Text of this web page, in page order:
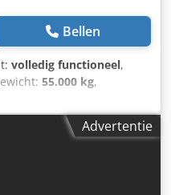
Bellen
volledig functioneel,
55.000 kg,
worden met zorg
garantie! *Installatie en
rupsmobiele kaakbreker
systeem dat zich
aangedreven
Advertentie